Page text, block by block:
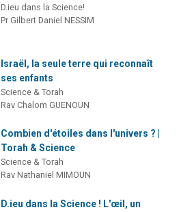
D.ieu dans la Science!
Pr Gilbert Daniel NESSIM
Israël, la seule terre qui reconnaît
ses enfants
Science & Torah
Rav Chalom GUENOUN
Combien d'étoiles dans l'univers ? |
Torah & Science
Science & Torah
Rav Nathaniel MIMOUN
D.ieu dans la Science ! L'œil, un